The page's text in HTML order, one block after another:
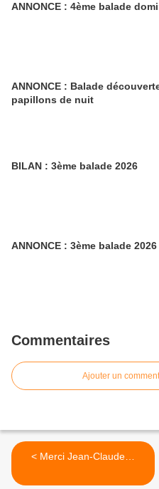
ANNONCE : 4ème balade
ANNONCE : Balade
papillons de nuit
BILAN : 3ème balade 2026
ANNONCE : 3ème balade 2026
Commentaires
Ajouter un
< Merci Jean-Claude…